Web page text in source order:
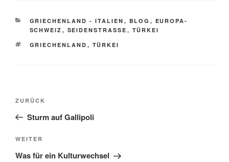
KATEGORIEN
GRIECHENLAND - ITALIEN , BLOG , EUROPA-
SCHWEIZ , SEIDENSTRASSE , TÜRKEI
SCHLAGWÖRTER
GRIECHENLAND , TÜRKEI
Beitragsnavigation
Vorheriger
Beitrag
ZURÜCK
Sturm auf Gallipoli
Nächster
Beitrag
WEITER
Was für ein Kulturwechsel